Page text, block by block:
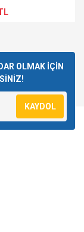
OLMAK İÇİN
KAYDOL